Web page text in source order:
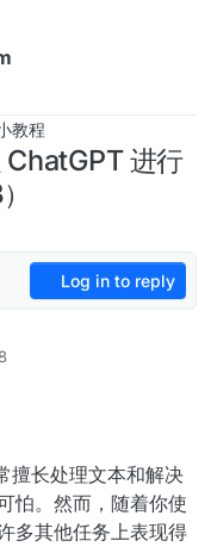
教程
进行
Log in to reply
17:07
擅长处理文本和解决
怕。然而，随着你使
多其他任务上表现得